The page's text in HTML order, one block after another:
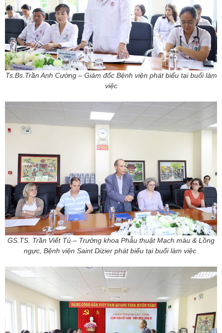
Ts.Bs.Trần Anh Cường – Giám đốc Bệnh viện phát biểu tại buổi làm
việc
GS.TS. Trần Viết Tú – Trưởng khoa Phẫu thuật Mạch máu & Lồng
ngực, Bệnh viện Saint Dizier phát biểu tại buổi làm việc